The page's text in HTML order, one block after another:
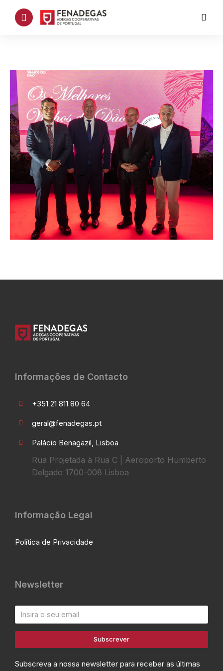
Informações de Contacto
+351 21 811 80 64
geral@fenadegas.pt
Palácio Benagazil, Lisboa
Rua Projetada à Rua C | Aeroporto Humberto
Delgado 1700-008 Lisboa
Informação Legal
Política de Privacidade
Newsletter
Subscrever
Subscreva a nossa newsletter para receber as últimas